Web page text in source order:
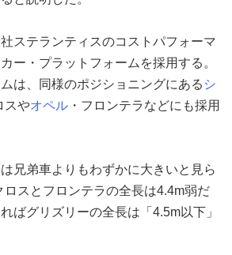
ステランティスのコストパフォーマ
ー・プラットフォームを採用する。
は、同様のポジショニングにある シ
スやオペル ・フロンテラなどにも採用
兄弟車よりもわずかに大きいと見ら
スとフロンテラの全長は4.4m弱だ
ばグリズリーの全長は「4.5m以下」